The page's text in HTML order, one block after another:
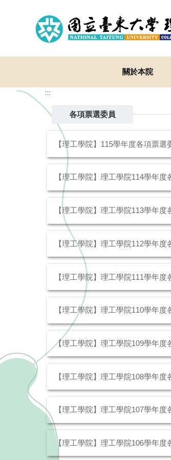
關於本院
:::
各項票選委員
【理工學院】115學年度各項票
【理工學院】理工學院114學年
【理工學院】理工學院113學年
【理工學院】理工學院112學年
【理工學院】理工學院111學年
【理工學院】理工學院110學年
【理工學院】理工學院109學年度
【理工學院】理工學院108學年
【理工學院】理工學院107學年
【理工學院】理工學院106學年